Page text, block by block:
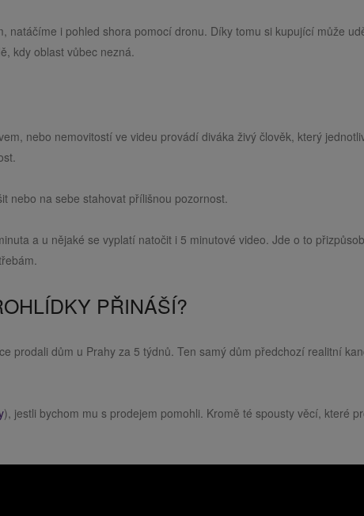
natáčíme i pohled shora pomocí dronu. Díky tomu si kupující může
kdy oblast vůbec nezná.
nebo nemovitostí ve videu provádí diváka živý člověk, který
nebo na sebe stahovat přílišnou pozornost.
a u nějaké se vyplatí natočit i 5 minutové video. Jde o to
PŘINÁŠÍ?
prodali dům u Prahy za 5 týdnů. Ten samý dům předchozí realitní
), jestli bychom mu s prodejem pomohli. Kromě té spousty věcí, které